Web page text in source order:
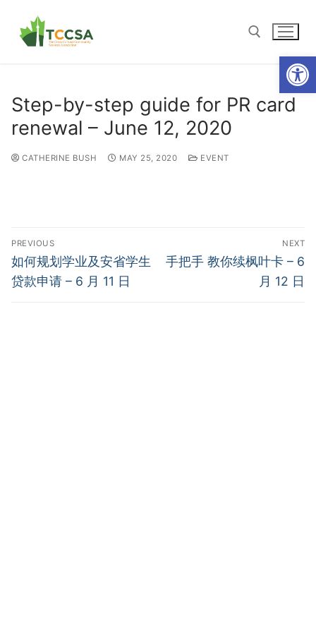
Step-by-step guide for PR card
renewal – June 12, 2020
CATHERINE BUSH MAY 25, 2020 EVENT
PREVIOUS
如何规划学业及安省学生
贷款申请 – 6 月 11 日
NEXT
手把手 教你续枫叶卡 – 6
月 12 日